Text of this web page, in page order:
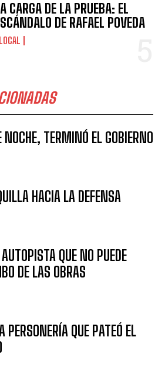
CARGA DE LA PRUEBA: EL
DE RAFAEL POVEDA
LOCAL
NOCHE, TERMINÓ EL GOBIERNO
HACIA LA DEFENSA
QUE NO PUEDE
DE LAS OBRAS
PERSONERÍA QUE PATEÓ EL